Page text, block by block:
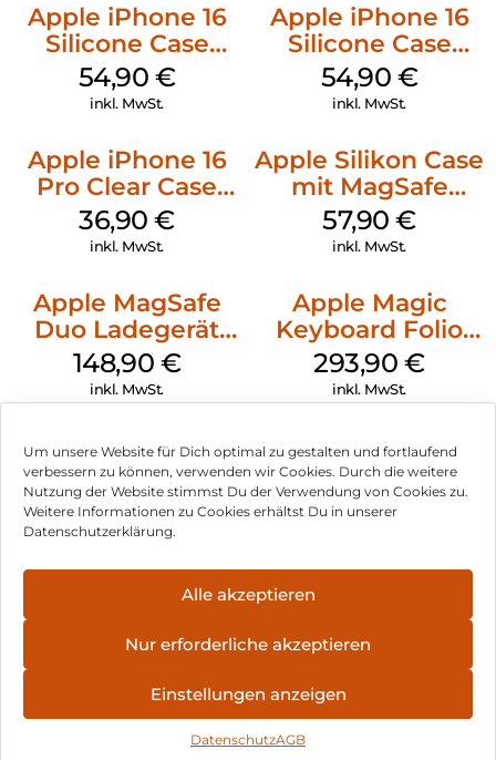
Um unsere Website für Dich optimal zu gestalten und fortlaufend
verbessern zu können, verwenden wir Cookies. Durch die weitere
Nutzung der Website stimmst Du der Verwendung von Cookies zu.
Weitere Informationen zu Cookies erhältst Du in unserer
Datenschutzerklärung.
Alle akzeptieren
Nur erforderliche akzeptieren
Einstellungen anzeigen
DatenschutzAGB
Apple iPhone 16
Silicone Case
MagSafe Lake
Green
54,90 €
inkl. MwSt.
Apple iPhone 16
Silicone Case
MagSafe Black
54,90 €
inkl. MwSt.
Apple iPhone 16
Pro Clear Case
MagSafe
Transparent
36,90€
inkl. MwSt.
Apple Silikon Case
mit MagSafe
iPhone 14 Pro
(PRODUCT)RED
57,90€
inkl. MwSt.
Apple MagSafe
Duo Ladegerät
Weiß
148,90 €
inkl. MwSt.
Apple Magic
Keyboard Folio
iPad 10.9″ (10.Gen.)
Weiß
293,90€
inkl. MwSt.
Impressum
Hinweis zur Batterieentsorgung
Newsletter
, Brodos AG – All Rights Reserved.